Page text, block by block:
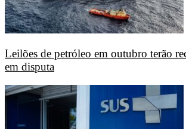
Leilões de petróleo em outubro terão
em disputa